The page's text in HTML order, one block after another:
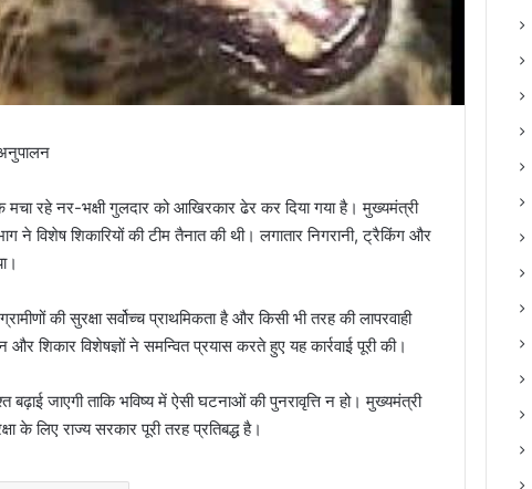
नर-भक्षी गुलदार को आखिरकार ढेर कर दिया गया है। मुख्यमंत्री
ने विशेष शिकारियों की टीम तैनात की थी। लगातार निगरानी, ट्रैकिंग और
की सुरक्षा सर्वोच्च प्राथमिकता है और किसी भी तरह की लापरवाही
शिकार विशेषज्ञों ने समन्वित प्रयास करते हुए यह कार्रवाई पूरी की।
जाएगी ताकि भविष्य में ऐसी घटनाओं की पुनरावृत्ति न हो। मुख्यमंत्री
के लिए राज्य सरकार पूरी तरह प्रतिबद्ध है।